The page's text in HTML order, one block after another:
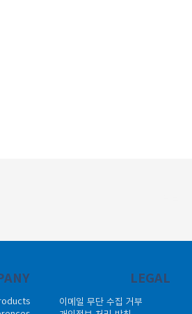
LEGAL
이메일 무단 수집 거부